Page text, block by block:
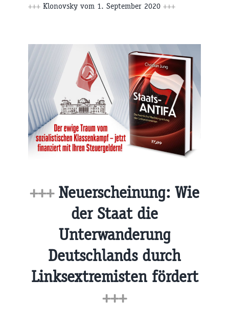
+++ Klonovsky vom 1. September 2020 +++
+++Neuerscheinung: Wie
der Staat die
Unterwanderung
Deutschlands durch
Linksextremisten fördert
+++